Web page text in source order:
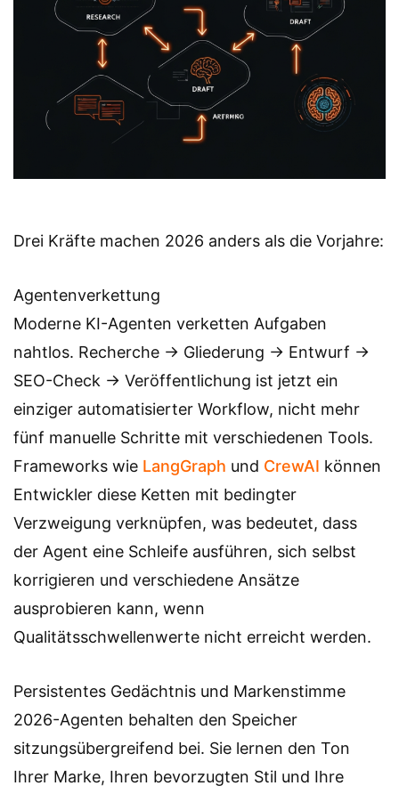
Drei Kräfte machen 2026 anders als die Vorjahre:
Agentenverkettung
Moderne KI-Agenten verketten Aufgaben
nahtlos. Recherche → Gliederung → Entwurf →
SEO-Check → Veröffentlichung ist jetzt ein
einziger automatisierter Workflow, nicht mehr
fünf manuelle Schritte mit verschiedenen Tools.
Frameworks wie LangGraph und CrewAI können
Entwickler diese Ketten mit bedingter
Verzweigung verknüpfen, was bedeutet, dass
der Agent eine Schleife ausführen, sich selbst
korrigieren und verschiedene Ansätze
ausprobieren kann, wenn
Qualitätsschwellenwerte nicht erreicht werden.
Persistentes Gedächtnis und Markenstimme
2026-Agenten behalten den Speicher
sitzungsübergreifend bei. Sie lernen den Ton
Ihrer Marke, Ihren bevorzugten Stil und Ihre